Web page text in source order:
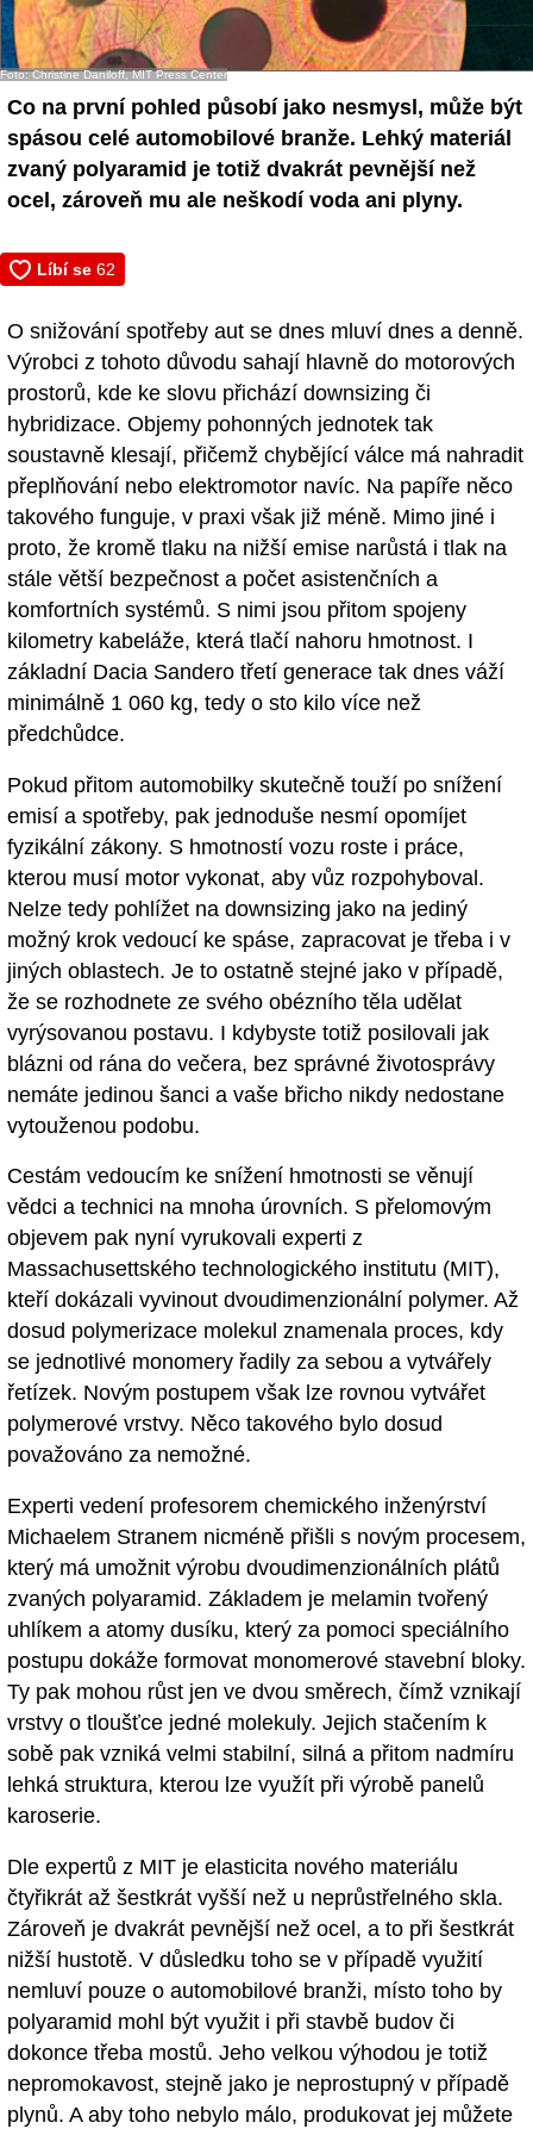
- Ostatní
Sledujte nás!
Foto: Christine Daniloff, MIT Press Center
Co na první pohled působí jako nesmysl, může být
spásou celé automobilové branže. Lehký materiál
zvaný polyaramid je totiž dvakrát pevnější než
ocel, zároveň mu ale neškodí voda ani plyny.
O snižování spotřeby aut se dnes mluví dnes a denně.
Výrobci z tohoto důvodu sahají hlavně do motorových
prostorů, kde ke slovu přichází downsizing či
hybridizace. Objemy pohonných jednotek tak
soustavně klesají, přičemž chybějící válce má nahradit
přeplňování nebo elektromotor navíc. Na papíře něco
takového funguje, v praxi však již méně. Mimo jiné i
proto, že kromě tlaku na nižší emise narůstá i tlak na
stále větší bezpečnost a počet asistenčních a
komfortních systémů. S nimi jsou přitom spojeny
kilometry kabeláže, která tlačí nahoru hmotnost. I
základní Dacia Sandero třetí generace tak dnes váží
minimálně 1 060 kg, tedy o sto kilo více než
předchůdce.
Pokud přitom automobilky skutečně touží po snížení
emisí a spotřeby, pak jednoduše nesmí opomíjet
fyzikální zákony. S hmotností vozu roste i práce,
kterou musí motor vykonat, aby vůz rozpohyboval.
Nelze tedy pohlížet na downsizing jako na jediný
možný krok vedoucí ke spáse, zapracovat je třeba i v
jiných oblastech. Je to ostatně stejné jako v případě,
že se rozhodnete ze svého obézního těla udělat
vyrýsovanou postavu. I kdybyste totiž posilovali jak
blázni od rána do večera, bez správné životosprávy
nemáte jedinou šanci a vaše břicho nikdy nedostane
vytouženou podobu.
Cestám vedoucím ke snížení hmotnosti se věnují
vědci a technici na mnoha úrovních. S přelomovým
objevem pak nyní vyrukovali experti z
Massachusettského technologického institutu (MIT),
kteří dokázali vyvinout dvoudimenzionální polymer. Až
dosud polymerizace molekul znamenala proces, kdy
se jednotlivé monomery řadily za sebou a vytvářely
řetízek. Novým postupem však lze rovnou vytvářet
polymerové vrstvy. Něco takového bylo dosud
považováno za nemožné.
Experti vedení profesorem chemického inženýrství
Michaelem Stranem nicméně přišli s novým procesem,
který má umožnit výrobu dvoudimenzionálních plátů
zvaných polyaramid. Základem je melamin tvořený
uhlíkem a atomy dusíku, který za pomoci speciálního
postupu dokáže formovat monomerové stavební bloky.
Ty pak mohou růst jen ve dvou směrech, čímž vznikají
vrstvy o tloušťce jedné molekuly. Jejich stačením k
sobě pak vzniká velmi stabilní, silná a přitom nadmíru
lehká struktura, kterou lze využít při výrobě panelů
karoserie.
Dle expertů z MIT je elasticita nového materiálu
čtyřikrát až šestkrát vyšší než u neprůstřelného skla.
Zároveň je dvakrát pevnější než ocel, a to při šestkrát
nižší hustotě. V důsledku toho se v případě využití
nemluví pouze o automobilové branži, místo toho by
polyaramid mohl být využit i při stavbě budov či
dokonce třeba mostů. Jeho velkou výhodou je totiž
nepromokavost, stejně jako je neprostupný v případě
plynů. A aby toho nebylo málo, produkovat jej můžete